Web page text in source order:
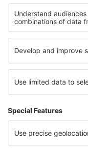
Ubytování v Ile-de-France
Ubytování v Národní park
Ubytování in Khao Yai
Ubytování ve Varně